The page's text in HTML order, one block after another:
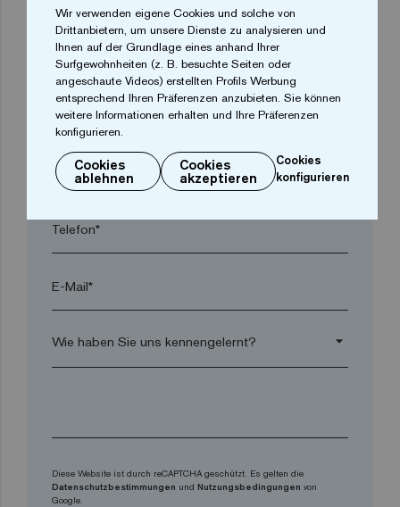
Ort*
Postleitzahl*
Telefon*
E-Mail*
arrow_drop_down
Diese Website ist durch reCAPTCHA geschützt. Es gelten die
Datenschutzbestimmungen und Nutzungsbedingungen von
Google.
Wir verwenden eigene Cookies und solche von
Drittanbietern, um unsere Dienste zu analysieren und
Ihnen auf der Grundlage eines anhand Ihrer
Surfgewohnheiten (z. B. besuchte Seiten oder
angeschaute Videos) erstellten Profils Werbung
entsprechend Ihren Präferenzen anzubieten. Sie können
weitere Informationen erhalten und Ihre Präferenzen
konfigurieren.
Cookies
ablehnen
Cookies
akzeptieren
Cookies
konfigurieren